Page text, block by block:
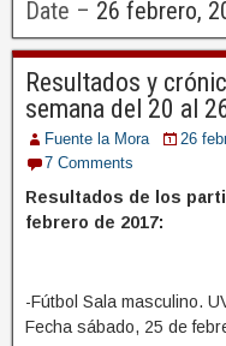
Date – 26 febrero,
Resultados y
semana del 20 al
Fuente la Mora 26
7 Comments
Resultados de los
febrero de 2017:
-Fútbol Sala masculino.
Fecha sábado, 25 de